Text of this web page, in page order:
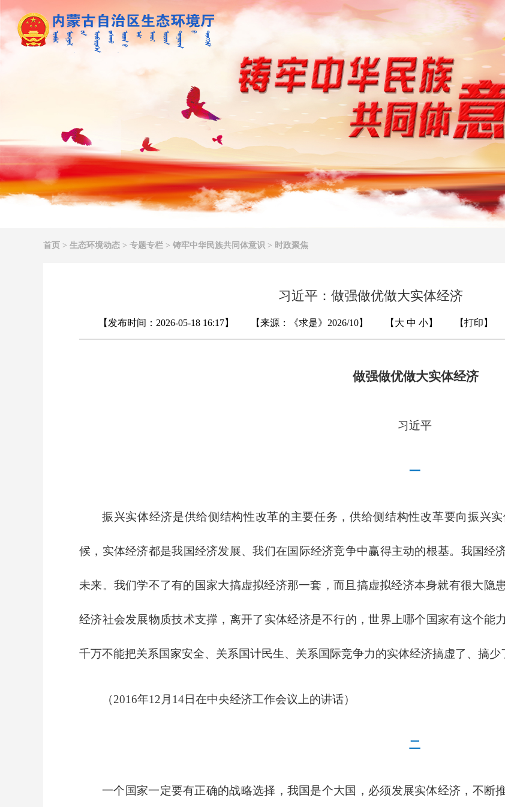
首页 > 生态环境动态 > 专题专栏 > 铸牢中华民族共同体意识 > 时政聚焦
习近平：做强做优做大实体经济
【发布时间：2026-05-18 16:17】 【来源：《求是》2026/10】 【 大 中 小】 【打印 】
做强做优做大实体经济
习近平
一
振兴实体经济是供给侧结构性改革的主要任务，供给侧结构性改革要向振兴
候，实体经济都是我国经济发展、我们在国际经济竞争中赢得主动的根基。我国经
未来。我们学不了有的国家大搞虚拟经济那一套，而且搞虚拟经济本身就有很大隐
经济社会发展物质技术支撑，离开了实体经济是不行的，世界上哪个国家有这个能
千万不能把关系国家安全、关系国计民生、关系国际竞争力的实体经济搞虚了、搞少
（2016年12月14日在中央经济工作会议上的讲话）
二
一个国家一定要有正确的战略选择，我国是个大国，必须发展实体经济，不断